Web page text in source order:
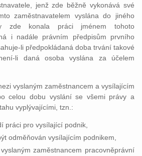
jenž zde běžně vykonává své
zaměstnavatelem vyslána do jiného
zde konala práci jménem tohoto
i nadále právním předpisům prvního
li předpokládaná doba trvání takové
li daná osoba vyslána za účelem
vyslaným zaměstnancem a vysílajícím
celou dobu vyslání se všemi právy a
vyplývajícími, tzn.:
práci pro vysílající podnik,
odměňován vysílajícím podnikem,
zaměstnancem pracovněprávní